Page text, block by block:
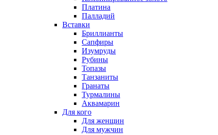
Платина
Палладий
Вставки
Бриллианты
Сапфиры
Изумруды
Рубины
Топазы
Танзаниты
Гранаты
Турмалины
Аквамарин
Для кого
Для женщин
Для мужчин